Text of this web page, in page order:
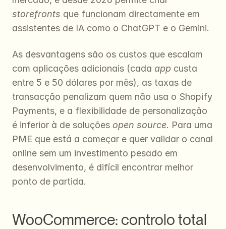
storefronts que funcionam directamente em
assistentes de IA como o ChatGPT e o Gemini.
As desvantagens são os custos que escalam
com aplicações adicionais (cada app custa
entre 5 e 50 dólares por mês), as taxas de
transacção penalizam quem não usa o Shopify
Payments, e a flexibilidade de personalização
é inferior à de soluções open source. Para uma
PME que está a começar e quer validar o canal
online sem um investimento pesado em
desenvolvimento, é difícil encontrar melhor
ponto de partida.
WooCommerce: controlo total